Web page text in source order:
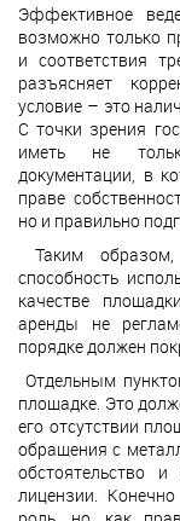
Эффективное
возможно только
и соответствия
разъясняет
условие – это
С точки зрения
иметь не
документации, в
праве
но и правильно
Таким образом,
способность
качестве
аренды не
порядке должен
Отдельным
площадке. Это
его отсутствии
обращения с
обстоятельство
лицензии.